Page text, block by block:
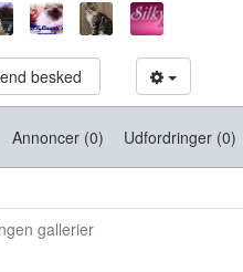
besked
Annoncer (0) Udfordringer (0)
gallerier